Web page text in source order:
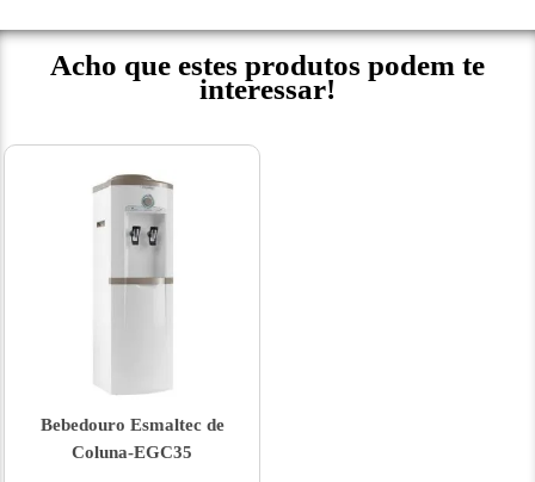
Acho que estes produtos podem te
interessar!
Bebedouro Esmaltec de
Coluna-EGC35